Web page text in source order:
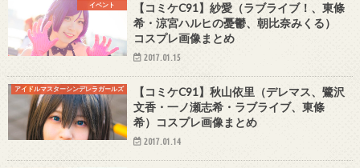
イベント
【コミケC91】紗愛（ラブライブ！、東條
希・涼宮ハルヒの憂鬱、朝比奈みくる）
コスプレ画像まとめ
2017.01.15
アイドルマスターシンデレラガールズ
【コミケC91】秋山依里（デレマス、鷺沢
文香・一ノ瀬志希・ラブライブ、東條
希）コスプレ画像まとめ
2017.01.14